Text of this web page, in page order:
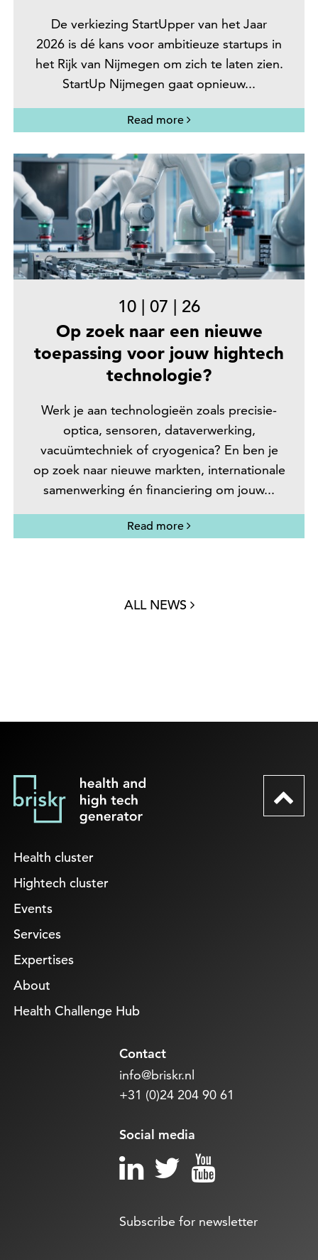
De verkiezing StartUpper van het Jaar
2026 is dé kans voor ambitieuze startups in
het Rijk van Nijmegen om zich te laten zien.
StartUp Nijmegen gaat opnieuw...
Read more
10 | 07 | 26
Op zoek naar een nieuwe
toepassing voor jouw hightech
technologie?
Werk je aan technologieën zoals precisie-
optica, sensoren, dataverwerking,
vacuümtechniek of cryogenica? En ben je
op zoek naar nieuwe markten, internationale
samenwerking én financiering om jouw...
Read more
ALL NEWS
Health cluster
Hightech cluster
Events
Services
Expertises
About
Health Challenge Hub
Contact
info@briskr.nl
+31 (0)24 204 90 61
Social media
Subscribe for newsletter